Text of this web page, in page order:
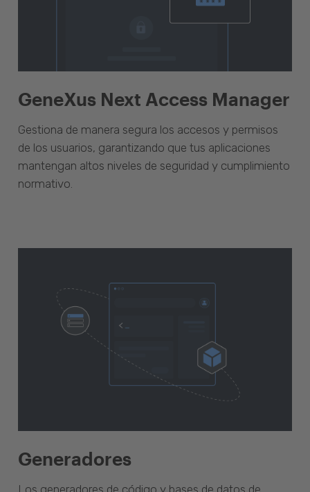
GeneXus Next Access Manager
Gestiona de manera segura los accesos y permisos
de los usuarios, garantizando que tus aplicaciones
mantengan altos niveles de seguridad y cumplimiento
normativo.
Generadores
Los generadores de código y bases de datos de